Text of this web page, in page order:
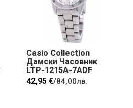
Casio Collection
Дамски Часовник
LTP-1215A-7ADF
42,95 €/84,00лв.